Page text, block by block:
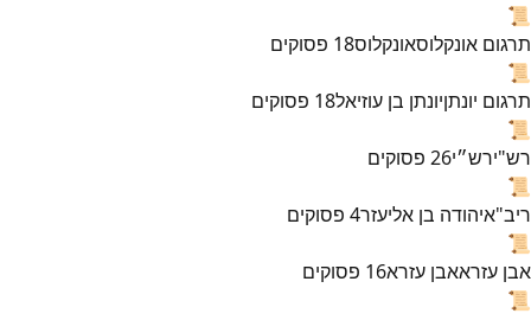
📜
תרגום אונקלוסאונקלוס18 פסוקים
📜
תרגום יונתןיונתן בן עוזיאל18 פסוקים
📜
רש"ירש״י26 פסוקים
📜
ריב"איהודה בן אליעזר4 פסוקים
📜
אבן עזראאבן עזרא16 פסוקים
📜